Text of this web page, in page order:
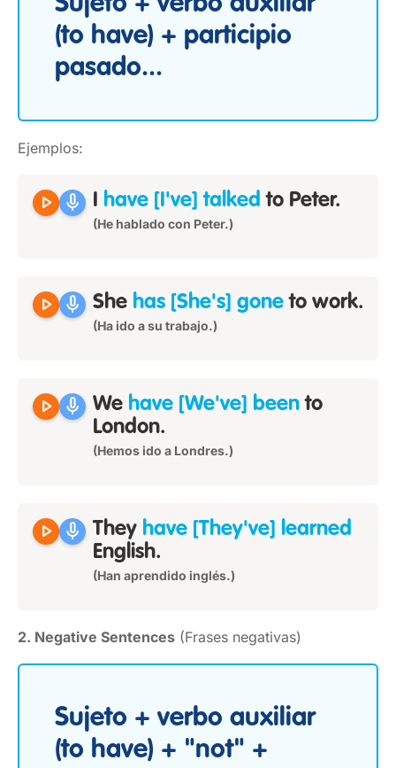
(to have) + participio
pasado...
Ejemplos:
play_arrow mic I have [I've] talked to Peter.
(He hablado con Peter.)
play_arrow mic She has [She's] gone to work.
(Ha ido a su trabajo.)
play_arrow mic We have [We've] been to
London.
(Hemos ido a Londres.)
play_arrow mic They have [They've] learned
English.
(Han aprendido inglés.)
2. Negative Sentences (Frases negativas)
Sujeto + verbo auxiliar
(to have) + "not" +